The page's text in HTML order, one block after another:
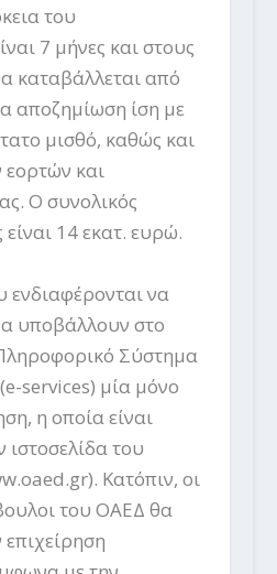
του
7 μήνες και στους
καταβάλλεται από
αποζημίωση ίση με
μισθό, καθώς και
και
Ο συνολικός
14 εκατ. ευρώ.
ενδιαφέρονται να
υποβάλλουν στο
Σύστημα
services) μία μόνο
η οποία είναι
του
Κατόπιν, οι
του ΟΑΕΔ θα